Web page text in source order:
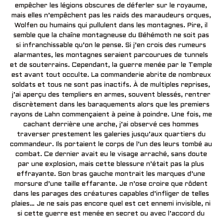
empêcher les légions obscures de déferler sur le royaume,
mais elles n’empêchent pas les raids des maraudeurs orques,
Wolfen ou humains qui pullulent dans les montagnes. Pire, il
semble que la chaîne montagneuse du Béhémoth ne soit pas
si infranchissable qu’on le pense. Si j’en crois des rumeurs
alarmantes, les montagnes seraient parcourues de tunnels
et de souterrains. Cependant, la guerre menée par le Temple
est avant tout occulte. La commanderie abrite de nombreux
soldats et tous ne sont pas inactifs. À de multiples reprises,
j’ai aperçu des templiers en armes, souvent blessés, rentrer
discrètement dans les baraquements alors que les premiers
rayons de Lahn commençaient à peine à poindre. Une fois, me
cachant derrière une arche, j’ai observé ces hommes
traverser prestement les galeries jusqu’aux quartiers du
commandeur. Ils portaient le corps de l’un des leurs tombé au
combat. Ce dernier avait eu le visage arraché, sans doute
par une explosion, mais cette blessure n’était pas la plus
effrayante. Son bras gauche montrait les marques d’une
morsure d’une taille effarante. Je n’ose croire que rôdent
dans les parages des créatures capables d’infliger de telles
plaies… Je ne sais pas encore quel est cet ennemi invisible, ni
si cette guerre est menée en secret ou avec l’accord du